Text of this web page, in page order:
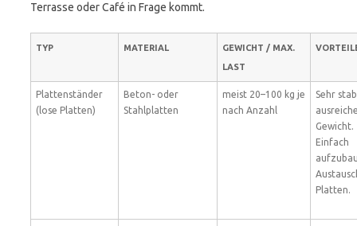
Terrasse oder Café in Frage kommt.
TYP MATERIAL
GEWICHT / MAX.
LAST
Plattenständer
(lose Platten)
Beton- oder
Stahlplatten
meist 20–100 kg je
nach Anzahl
Sehr
Gewicht.
Einfach
Platten.